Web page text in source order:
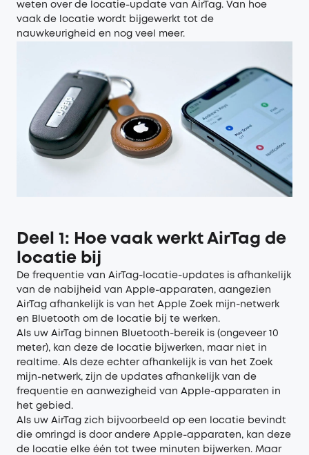
weten over de locatie-update van AirTag. Van hoe
vaak de locatie wordt bijgewerkt tot de
nauwkeurigheid en nog veel meer.
Deel 1: Hoe vaak werkt AirTag de
locatie bij
De frequentie van AirTag-locatie-updates is afhankelijk
van de nabijheid van Apple-apparaten, aangezien
AirTag afhankelijk is van het Apple Zoek mijn-netwerk
en Bluetooth om de locatie bij te werken.
Als uw AirTag binnen Bluetooth-bereik is (ongeveer 10
meter), kan deze de locatie bijwerken, maar niet in
realtime. Als deze echter afhankelijk is van het Zoek
mijn-netwerk, zijn de updates afhankelijk van de
frequentie en aanwezigheid van Apple-apparaten in
het gebied.
Als uw AirTag zich bijvoorbeeld op een locatie bevindt
die omringd is door andere Apple-apparaten, kan deze
de locatie elke één tot twee minuten bijwerken. Maar